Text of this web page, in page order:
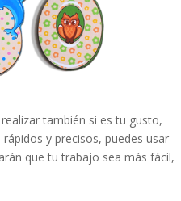
también si es tu gusto,
y precisos, puedes usar
que tu trabajo sea más fácil,